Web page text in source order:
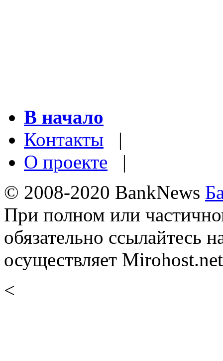
В начало
Контакты |
О проекте |
© 2008-2020 BankNews
При полном или
обязательно ссылайтесь
осуществляет
<